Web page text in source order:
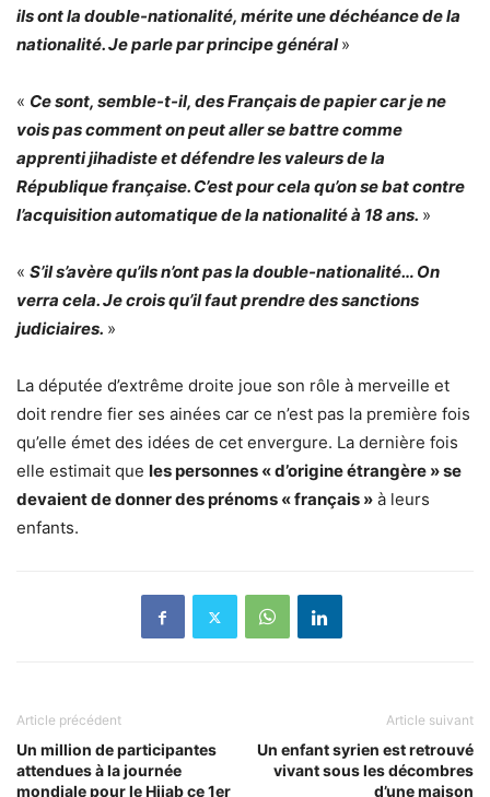
ils ont la double-nationalité, mérite une déchéance de la
nationalité. Je parle par principe général »
« Ce sont, semble-t-il, des Français de papier car je ne
vois pas comment on peut aller se battre comme
apprenti jihadiste et défendre les valeurs de la
République française. C’est pour cela qu’on se bat contre
l’acquisition automatique de la nationalité à 18 ans. »
« S’il s’avère qu’ils n’ont pas la double-nationalité… On
verra cela. Je crois qu’il faut prendre des sanctions
judiciaires. »
La députée d’extrême droite joue son rôle à merveille et
doit rendre fier ses ainées car ce n’est pas la première fois
qu’elle émet des idées de cet envergure. La dernière fois
elle estimait que les personnes « d’origine étrangère » se
devaient de donner des prénoms « français » à leurs
enfants.
Article précédent
Un million de participantes
attendues à la journée
mondiale pour le Hijab ce 1er
Article suivant
Un enfant syrien est retrouvé
vivant sous les décombres
d’une maison